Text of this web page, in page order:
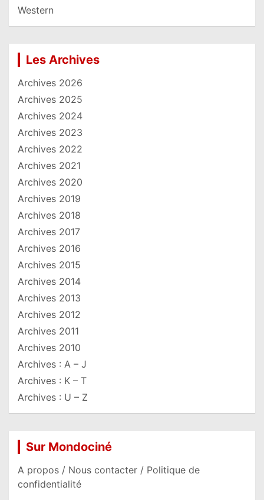
Western
Les Archives
Archives 2026
Archives 2025
Archives 2024
Archives 2023
Archives 2022
Archives 2021
Archives 2020
Archives 2019
Archives 2018
Archives 2017
Archives 2016
Archives 2015
Archives 2014
Archives 2013
Archives 2012
Archives 2011
Archives 2010
Archives : A – J
Archives : K – T
Archives : U – Z
Sur Mondociné
A propos / Nous contacter / Politique de
confidentialité